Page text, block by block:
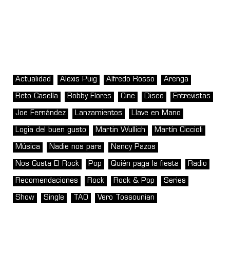
Actualidad Alexis Puig Alfredo Rosso Arenga
Beto Casella Bobby Flores Cine Disco Entrevistas
Joe Fernández Lanzamientos Llave en Mano
Logia del buen gusto Martin Wullich Martín Ciccioli
Música Nadie nos para Nancy Pazos
Nos Gusta El Rock Pop Quién paga la fiesta Radio
Recomendaciones Rock Rock & Pop Series
Show Single TAO Vero Tossounian